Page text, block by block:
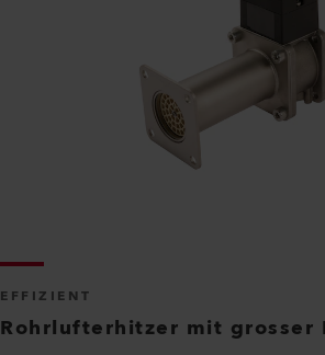
EFFIZIENT
Rohrlufterhitzer mit grosser